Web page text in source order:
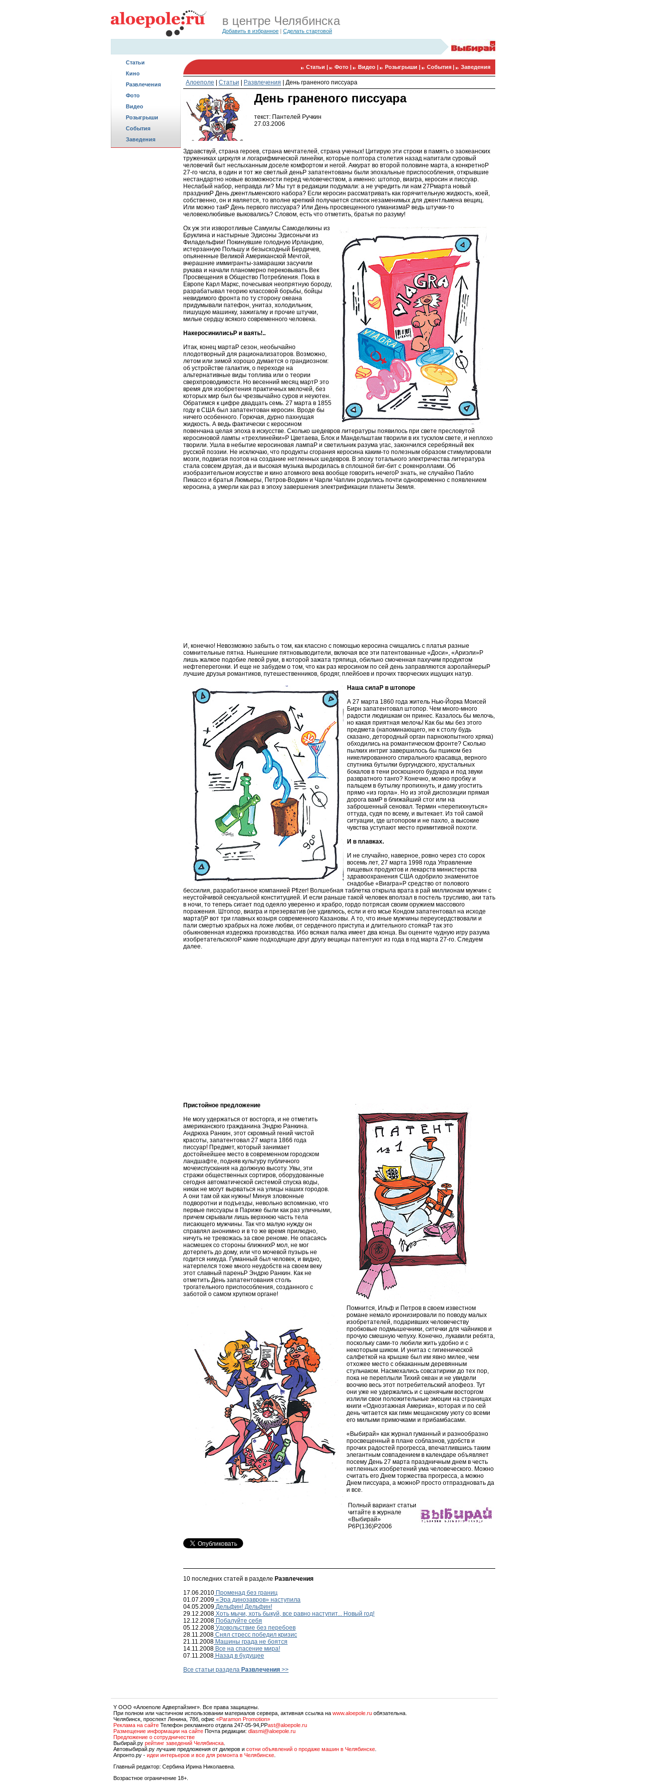
в центре Челябинска
Добавить в избранное | Сделать стартовой
Статьи
Кино
Развлечения
Фото
Видео
Розыгрыши
События
Заведения
Статьи | Фото | Видео | Розыгрыши | События | Заведения
Алоеполе Статьи Развлечения День граненого писсуара
День граненого писсуара
текст: Пантелей Ручкин
27.03.2006
Здравствуй, страна героев, страна мечтателей, страна ученых! Цитирую эти строки в память о заокеанских
тружениках циркуля и логарифмической линейки, которые полтора столетия назад напитали суровый
человечий быт неслыханным доселе комфортом и негой. Аккурат во второй половине марта, а конкретноP
27-го числа, в один и тот же светлый деньP запатентованы были эпохальные приспособления, открывшие
нестандартно новые возможности перед человечеством, а именно: штопор, виагра, керосин и писсуар.
Неслабый набор, неправда ли? Мы тут в редакции подумали: а не учредить ли нам 27Pмарта новый
праздникP День джентльменского набора? Если керосин рассматривать как горячительную жидкость, коей,
собственно, он и является, то вполне крепкий получается список незаменимых для джентльмена вещиц.
Или можно такP День первого писсуара? Или День просвещенного гуманизмаP ведь штучки-то
человеколюбивые выковались? Словом, есть что отметить, братья по разуму!
Ох уж эти изворотливые Самуилы Самоделкины из
Бруклина и настырные Эдисоны Эдисонычи из
Филадельфии! Покинувшие голодную Ирландию,
истерзанную Польшу и безысходный Бердичев,
опьяненные Великой Американской Мечтой,
вчерашние иммигранты-замарашки засучили
рукава и начали планомерно перековывать Век
Просвещения в Общество Потребления. Пока в
Европе Карл Маркс, почесывая неопрятную бороду,
разрабатывал теорию классовой борьбы, бойцы
невидимого фронта по ту сторону океана
придумывали патефон, унитаз, холодильник,
пишущую машинку, зажигалку и прочие штучки,
милые сердцу всякого современного человека.
НакеросинилисьP и ваять!..
Итак, конец мартаP сезон, необычайно
плодотворный для рационализаторов. Возможно,
летом или зимой хорошо думается о грандиозном:
об устройстве галактик, о переходе на
альтернативные виды топлива или о теории
сверхпроводимости. Но весенний месяц мартP это
время для изобретения практичных мелочей, без
которых мир был бы чрезвычайно суров и неуютен.
Обратимся к цифре двадцать семь. 27 марта в 1855
году в США был запатентован керосин. Вроде бы
ничего особенного. Горючая, дурно пахнущая
жидкость. А ведь фактически с керосином
повенчана целая эпоха в искусстве. Сколько шедевров литературы появилось при свете пресловутой
керосиновой лампы «трехлинейки»P Цветаева, Блок и Мандельштам творили в их тусклом свете, и неплохо
творили. Ушла в небытие керосиновая лампаP и светильник разума угас, закончился серебряный век
русской поэзии. Не исключаю, что продукты сгорания керосина каким-то полезным образом стимулировали
мозги, подвигая поэтов на создание нетленных шедевров. В эпоху тотального электричества литература
стала совсем другая, да и высокая музыка выродилась в сплошной биг-бит с рокенроллами. Об
изобразительном искусстве и кино атомного века вообще говорить нечегоP знать, не случайно Пабло
Пикассо и братья Люмьеры, Петров-Водкин и Чарли Чаплин родились почти одновременно с появлением
керосина, а умерли как раз в эпоху завершения электрификации планеты Земля.
И, конечно! Невозможно забыть о том, как классно с помощью керосина счищались с платья разные
сомнительные пятна. Нынешние пятновыводители, включая все эти патентованные «Доси», «Ариэли»P
лишь жалкое подобие левой руки, в которой зажата тряпица, обильно смоченная пахучим продуктом
нефтеперегонки. И еще не забудем о том, что как раз керосином по сей день заправляются аэролайнерыP
лучшие друзья романтиков, путешественников, бродяг, плейбоев и прочих творческих ищущих натур.
Наша силаP в штопоре
А 27 марта 1860 года житель Нью-Йорка Моисей
Бирн запатентовал штопор. Чем много-много
радости людишкам он принес. Казалось бы мелочь,
но какая приятная мелочь! Как бы мы без этого
предмета (напоминающего, не к столу будь
сказано, детородный орган парнокопытного хряка)
обходились на романтическом фронте? Сколько
пылких интриг завершилось бы пшиком без
никелированного спирального красавца, верного
спутника бутылки бургундского, хрустальных
бокалов в тени роскошного будуара и под звуки
развратного танго? Конечно, можно пробку и
пальцем в бутылку пропихнуть, и даму угостить
прямо «из горла». Но из этой диспозиции прямая
дорога вамP в ближайший стог или на
заброшенный сеновал. Термин «перепихнуться»
оттуда, судя по всему, и вытекает. Из той самой
ситуации, где штопором и не пахло, а высокие
чувства уступают место примитивной похоти.
И в плавках.
И не случайно, наверное, ровно через сто сорок
восемь лет, 27 марта 1998 года Управление
пищевых продуктов и лекарств министерства
здравоохранения США одобрило знаменитое
снадобье «Виагра»P средство от полового
бессилия, разработанное компанией Pfizer! Волшебная таблетка открыла врата в рай миллионам мужчин с
неустойчивой сексуальной конституцией. И если раньше такой человек вползал в постель трусливо, аки тать
в ночи, то теперь сигает под одеяло уверенно и храбро, гордо потрясая своим оружием массового
поражения. Штопор, виагра и презерватив (не удивлюсь, если и его мсье Кондом запатентовал на исходе
марта!)P вот три главных козыря современного Казановы. А то, что иные мужчины переусердствовали и
пали смертью храбрых на ложе любви, от сердечного приступа и длительного стоякаP так это
обыкновенная издержка производства. Ибо всякая палка имеет два конца. Вы оцените чудную игру разума
изобретательскогоP какие подходящие друг другу вещицы патентуют из года в год марта 27-го. Следуем
далее.
Пристойное предложение
Не могу удержаться от восторга, и не отметить
американского гражданина Эндрю Ранкина.
Андрюха Ранкин, этот скромный гений чистой
красоты, запатентовал 27 марта 1866 года
писсуар! Предмет, который занимает
достойнейшее место в современном городском
ландшафте, подняв культуру публичного
мочеиспускания на должную высоту. Увы, эти
стражи общественных сортиров, оборудованные
сегодня автоматической системой спуска воды,
никак не могут вырваться на улицы наших городов.
А они там ой как нужны! Минуя зловонные
подворотни и подъезды, невольно вспоминаю, что
первые писсуары в Париже были как раз уличными,
причем скрывали лишь верхнюю часть тела
писающего мужчины. Так что малую нужду он
справлял анонимно и в то же время прилюдно,
ничуть не тревожась за свое реноме. Не опасаясь
насмешек со стороны ближнихP мол, не мог
дотерпеть до дому, или что мочевой пузырь не
годится никуда. Гуманный был человек, и видно,
натерпелся тоже много неудобств на своем веку
этот славный пареньP Эндрю Ранкин. Как не
отметить День запатентования столь
трогательного приспособления, созданного с
заботой о самом хрупком органе!
Помнится, Ильф и Петров в своем известном
романе немало иронизировали по поводу малых
изобретателей, подаривших человечеству
пробковые подмышечники, ситечки для чайников и
прочую смешную чепуху. Конечно, лукавили ребята,
поскольку сами-то любили жить удобно и с
некоторым шиком. И унитаз с гигиенической
салфеткой на крышке был им явно милее, чем
отхожее место с обкаканным деревянным
стульчаком. Насмехались совсатирики до тех пор,
пока не переплыли Тихий океан и не увидели
воочию весь этот потребительский апофеоз. Тут
они уже не удержались и с щенячьим восторгом
излили свои положительные эмоции на страницах
книги «Одноэтажная Америка», которая и по сей
день читается как гимн мещанскому уюту со всеми
его милыми примочками и прибамбасами.
«Выбирай» как журнал гуманный и разнообразно
просвещенный в плане соблазнов, удобств и
прочих радостей прогресса, впечатлившись таким
элегантным совпадением в календаре объявляет
посему День 27 марта праздничным днем в честь
нетленных изобретений ума человеческого. Можно
считать его Днем торжества прогресса, а можно
Днем писсуара, а можноP просто отпраздновать да
и все.
Полный вариант статьи
читайте в журнале
«Выбирай»
P6P(136)P2006
10 последних статей в разделе Развлечения
17.06.2010 Променад без границ
01.07.2009 «Эра динозавров» наступила
04.05.2009 Дельфин! Дельфин!
29.12.2008 Хоть мычи, хоть быкуй, все равно наступит... Новый год!
12.12.2008 Побалуйте себя
05.12.2008 Удовольствие без перебоев
28.11.2008 Снял стресс победил кризис
21.11.2008 Машины града не боятся
14.11.2008 Все на спасение мира!
07.11.2008 Назад в будущее
Все статьи раздела Развлечения >>
Y OOO «Алоеполе Адвертайзинг». Все права защищены.
При полном или частичном использовании материалов сервера, активная ссылка на www.aloepole.ru обязательна.
Челябинск, проспект Ленина, 78б, офис «Paramon Promotion»
Реклама на сайте Телефон рекламного отдела 247-05-94,PPast@aloepole.ru
Размещение информации на сайте Почта редакции: dlasmi@aloepole.ru
Предложение о сотрудничестве
Выбирай.ру рейтинг заведений Челябинска
Автовыбирай.ру лучшие предложения от дилеров и сотни объявлений о продаже машин в Челябинске
Апронто.ру - идеи интерьеров и все для ремонта в Челябинске
Главный редактор: Сербина Ирина Николаевна.
Возрастное ограничение 18+.